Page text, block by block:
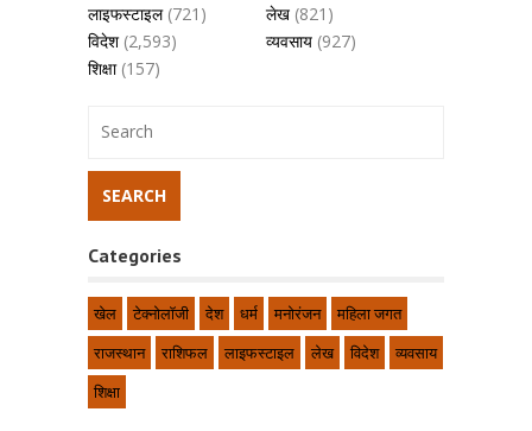
लाइफस्टाइल(721) लेख (821)
विदेश(2,593) व्यवसाय (927)
शिक्षा(157)
Categories
खेल टेक्नोलॉजी देश धर्म मनोरंजन
महिला जगत
राजस्थान
राशिफल लाइफस्टाइल लेख विदेश
व्यवसाय
शिक्षा